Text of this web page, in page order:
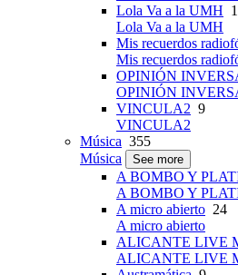
Lola Va a la UMH
Lola Va a la UMH
Mis recuerdos
Mis recuerdos
OPINIÓN
OPINIÓN
VINCULA2 9
VINCULA2
Música 355
Música
See more
A BOMBO Y
A BOMBO Y
A micro abierto 24
A micro abierto
ALICANTE LIVE
ALICANTE LIVE